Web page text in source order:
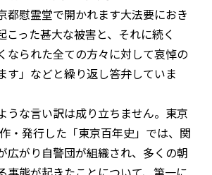
都慰霊堂で開かれます大法要におき
こった甚大な被害と、それに続く
なられた全ての方々に対して哀悼の
す」などと繰り返し答弁していま
うな言い訳は成り立ちません。東京
・発行した「東京百年史」では、関
広がり自警団が組織され、多くの朝